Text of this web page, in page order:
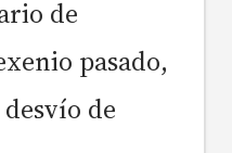
de
pasado,
de